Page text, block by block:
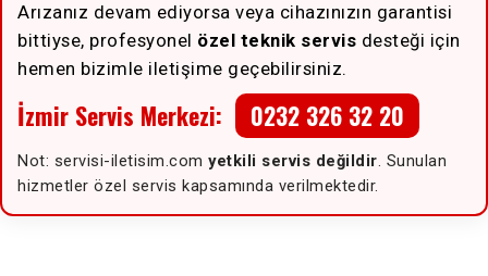
Arızanız devam ediyorsa veya cihazınızın garantisi
bittiyse, profesyonel özel teknik servis desteği için
hemen bizimle iletişime geçebilirsiniz.
İzmir Servis Merkezi: 0232 326 32 20
Not: servisi-iletisim.com yetkili servis değildir. Sunulan
hizmetler özel servis kapsamında verilmektedir.